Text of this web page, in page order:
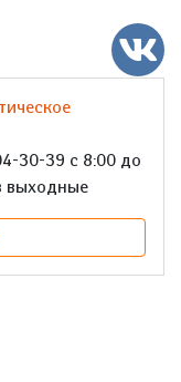
30-39 с 8:00 до
выходные